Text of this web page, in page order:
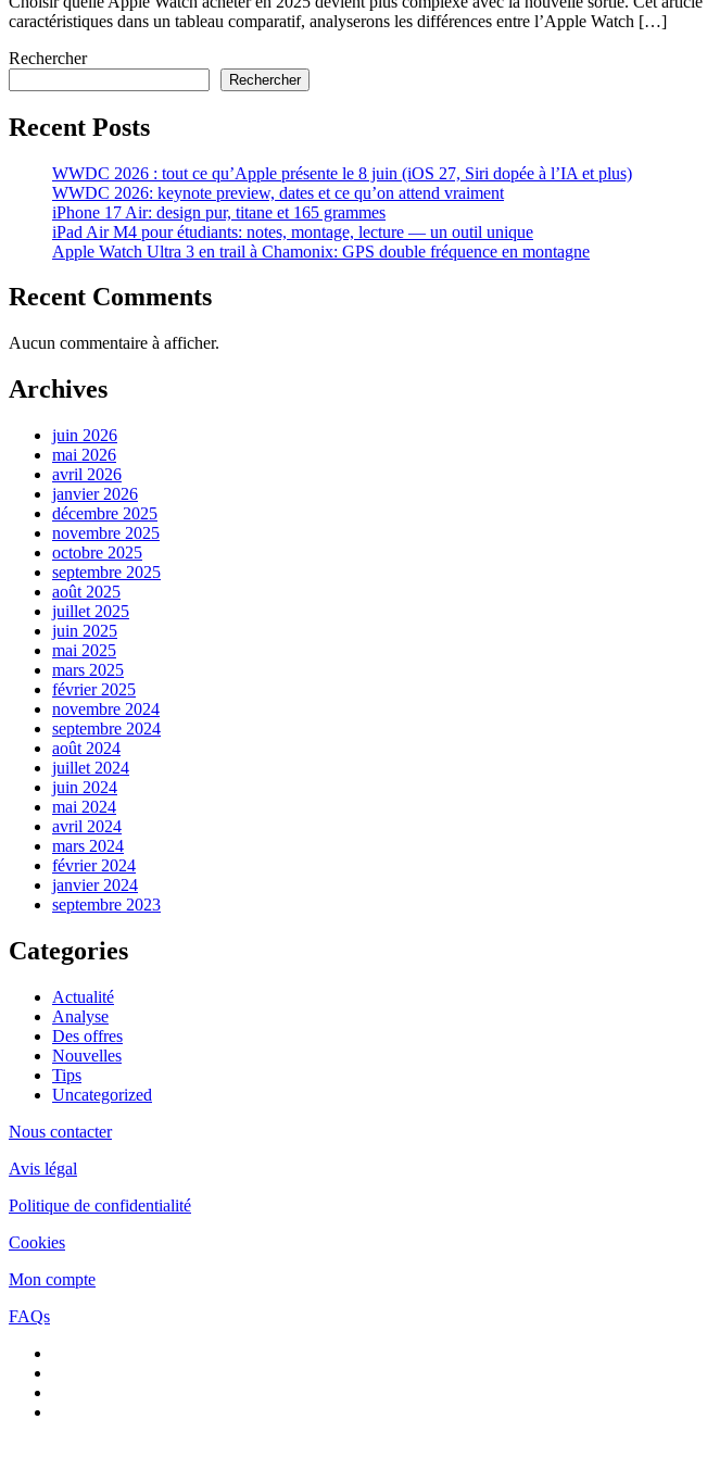
caractéristiques dans un tableau comparatif, analyserons les différences entre l’Apple Watch […]
Rechercher
Rechercher
Recent Posts
WWDC 2026 : tout ce qu’Apple présente le 8 juin (iOS 27, Siri dopée à l’IA et plus)
WWDC 2026: keynote preview, dates et ce qu’on attend vraiment
iPhone 17 Air: design pur, titane et 165 grammes
iPad Air M4 pour étudiants: notes, montage, lecture — un outil unique
Apple Watch Ultra 3 en trail à Chamonix: GPS double fréquence en montagne
Recent Comments
Aucun commentaire à afficher.
Archives
juin 2026
mai 2026
avril 2026
janvier 2026
décembre 2025
novembre 2025
octobre 2025
septembre 2025
août 2025
juillet 2025
juin 2025
mai 2025
mars 2025
février 2025
novembre 2024
septembre 2024
août 2024
juillet 2024
juin 2024
mai 2024
avril 2024
mars 2024
février 2024
janvier 2024
septembre 2023
Categories
Actualité
Analyse
Des offres
Nouvelles
Tips
Uncategorized
Nous contacter
Avis légal
Politique de confidentialité
Cookies
Mon compte
FAQs